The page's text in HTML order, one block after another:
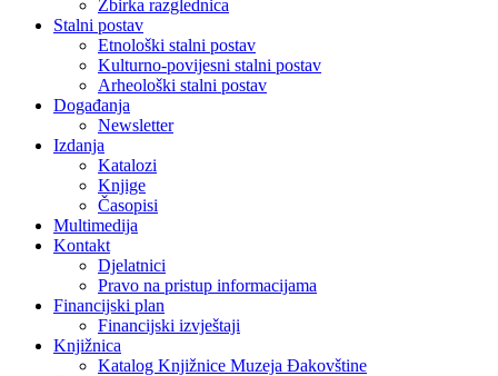
Zbirka razglednica
Stalni postav
Etnološki stalni postav
Kulturno-povijesni stalni postav
Arheološki stalni postav
Događanja
Newsletter
Izdanja
Katalozi
Knjige
Časopisi
Multimedija
Kontakt
Djelatnici
Pravo na pristup informacijama
Financijski plan
Financijski izvještaji
Knjižnica
Katalog Knjižnice Muzeja Đakovštine